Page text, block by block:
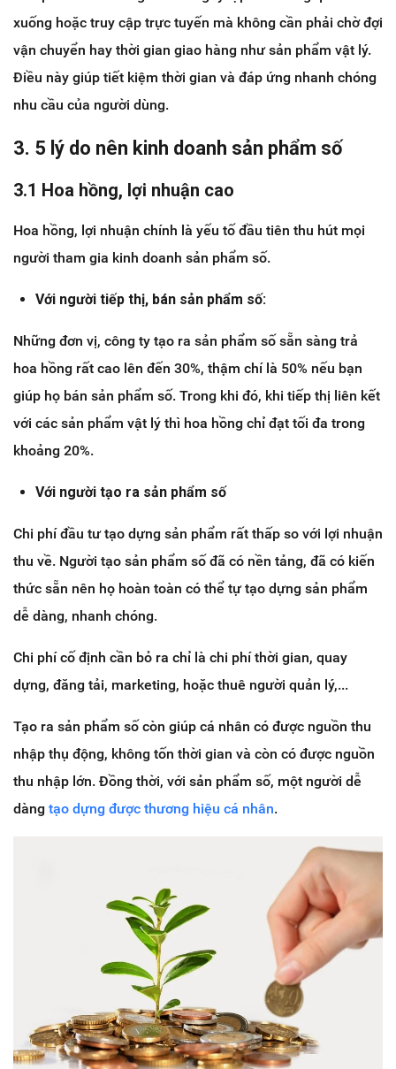
xuống hoặc truy cập trực tuyến mà không cần phải chờ đợi
vận chuyển hay thời gian giao hàng như sản phẩm vật lý.
Điều này giúp tiết kiệm thời gian và đáp ứng nhanh chóng
nhu cầu của người dùng.
3. 5 lý do nên kinh doanh sản phẩm số
3.1 Hoa hồng, lợi nhuận cao
Hoa hồng, lợi nhuận chính là yếu tố đầu tiên thu hút mọi
người tham gia kinh doanh sản phẩm số.
Với người tiếp thị, bán sản phẩm số:
Những đơn vị, công ty tạo ra sản phẩm số sẵn sàng trả
hoa hồng rất cao lên đến 30%, thậm chí là 50% nếu bạn
giúp họ bán sản phẩm số. Trong khi đó, khi tiếp thị liên kết
với các sản phẩm vật lý thì hoa hồng chỉ đạt tối đa trong
khoảng 20%.
Với người tạo ra sản phẩm số
Chi phí đầu tư tạo dựng sản phẩm rất thấp so với lợi nhuận
thu về. Người tạo sản phẩm số đã có nền tảng, đã có kiến
thức sẵn nên họ hoàn toàn có thể tự tạo dựng sản phẩm
dễ dàng, nhanh chóng.
Chi phí cố định cần bỏ ra chỉ là chi phí thời gian, quay
dựng, đăng tải, marketing, hoặc thuê người quản lý,...
Tạo ra sản phẩm số còn giúp cá nhân có được nguồn thu
nhập thụ động, không tốn thời gian và còn có được nguồn
thu nhập lớn. Đồng thời, với sản phẩm số, một người dễ
dàng tạo dựng được thương hiệu cá nhân.